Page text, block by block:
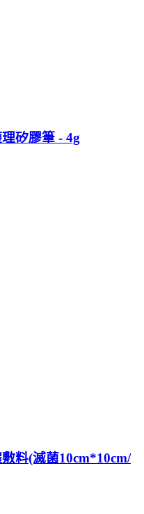
矽膠筆 - 4g
料(滅菌10cm*10cm/